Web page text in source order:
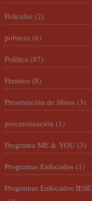
Películas (2)
pobreza (6)
Política (87)
Premios (8)
Presentación de libros (3)
procrastinación (1)
Programa ME & YOU (3)
Programas Enfocados (1)
Programas Enfocados IESE